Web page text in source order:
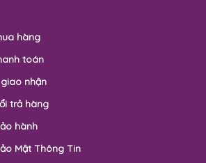
hàng
toán
nhận
trả hàng
hành
Mật Thông Tin